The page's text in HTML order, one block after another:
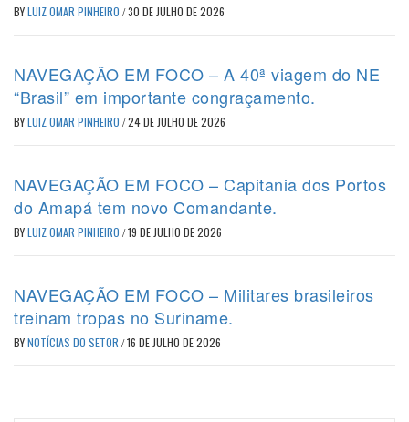
BYLUIZ OMAR PINHEIRO /30 DE JULHO DE 2026
NAVEGAÇÃO EM FOCO – A 40ª viagem do NE
“Brasil” em importante congraçamento.
BYLUIZ OMAR PINHEIRO /24 DE JULHO DE 2026
NAVEGAÇÃO EM FOCO – Capitania dos Portos
do Amapá tem novo Comandante.
BYLUIZ OMAR PINHEIRO /19 DE JULHO DE 2026
NAVEGAÇÃO EM FOCO – Militares brasileiros
treinam tropas no Suriname.
BYNOTÍCIAS DO SETOR /16 DE JULHO DE 2026